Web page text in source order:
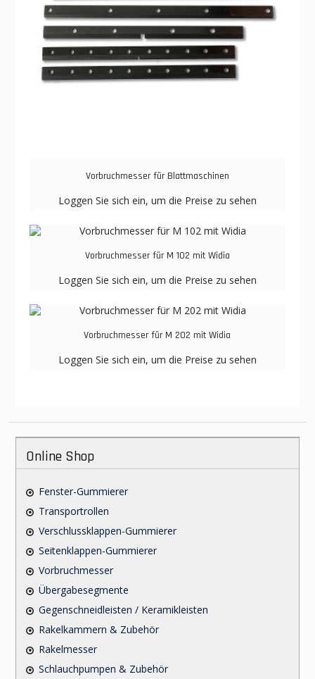
Vorbruchmesser für Blattmaschinen
Loggen Sie sich ein, um die Preise zu sehen
Vorbruchmesser für M 102 mit Widia
Loggen Sie sich ein, um die Preise zu sehen
Vorbruchmesser für M 202 mit Widia
Loggen Sie sich ein, um die Preise zu sehen
Online Shop
Fenster-Gummierer
Transportrollen
Verschlussklappen-Gummierer
Seitenklappen-Gummierer
Vorbruchmesser
Übergabesegmente
Gegenschneidleisten / Keramikleisten
Rakelkammern & Zubehör
Rakelmesser
Schlauchpumpen & Zubehör